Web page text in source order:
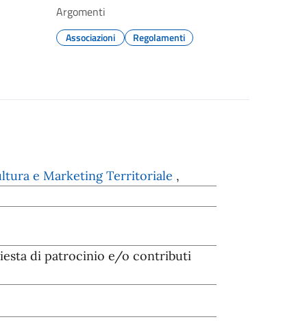
Argomenti
Associazioni Regolamenti
e Marketing Territoriale ,
di patrocinio e/o contributi